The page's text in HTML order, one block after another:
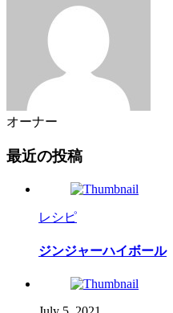
オーナー
最近の投稿
レシピ
ジンジャーハイボール